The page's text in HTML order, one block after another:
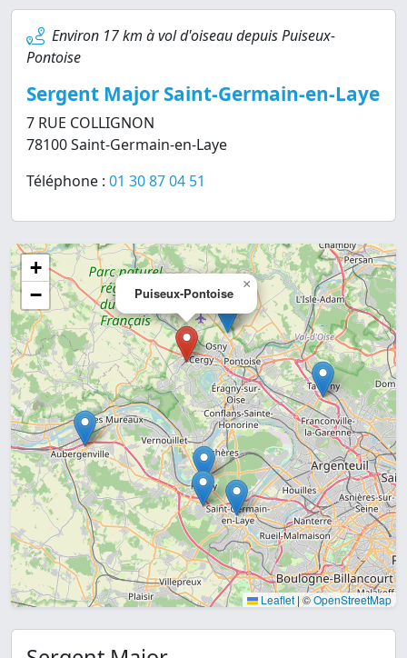
Environ 17 km à vol d'oiseau depuis Puiseux-
Pontoise
Sergent Major Saint-Germain-en-Laye
7 RUE COLLIGNON
78100 Saint-Germain-en-Laye
Téléphone : 01 30 87 04 51
Puiseux-Pontoise
×
+
−
Leaflet | ©OpenStreetMap